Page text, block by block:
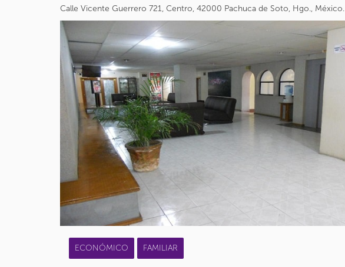
Calle Vicente Guerrero 721, Centro, 42000 Pachuca de Soto, Hgo., México.
ECONÓMICO FAMILIAR